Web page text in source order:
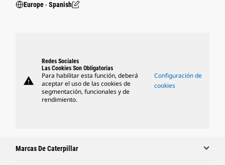
Europe ‧ Spanish
warning
Redes Sociales
Las Cookies Son Obligatorias
Para habilitar esta función, deberá
aceptar el uso de las cookies de
segmentación, funcionales y de
rendimiento.
Configuración de
cookies
Marcas De Caterpillar